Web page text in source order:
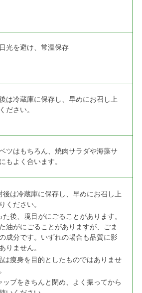
光を避け、常温保存
は冷蔵庫に保存し、早めにお召し上
ださい。
ツはもちろん、焼肉サラダや海藻サ
もよく合います。
後は冷蔵庫に保存し、早めにお召し上
ください。
た後、境目がにごることがあります。
油がにごることがありますが、ごま
成分です。いずれの場合も品質に影
りません。
は痩身を目的としたものではありませ
ップをきちんと閉め、よく振ってから